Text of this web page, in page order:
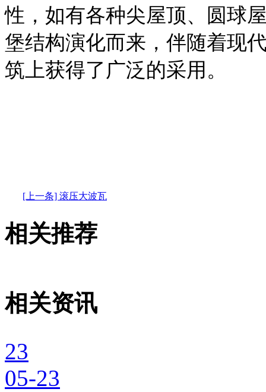
性，如有各种尖屋顶、圆球
堡结构演化而来，伴随着现
筑上获得了广泛的采用。
[上一条] 滚压大波瓦
相关推荐
相关资讯
23
05-23